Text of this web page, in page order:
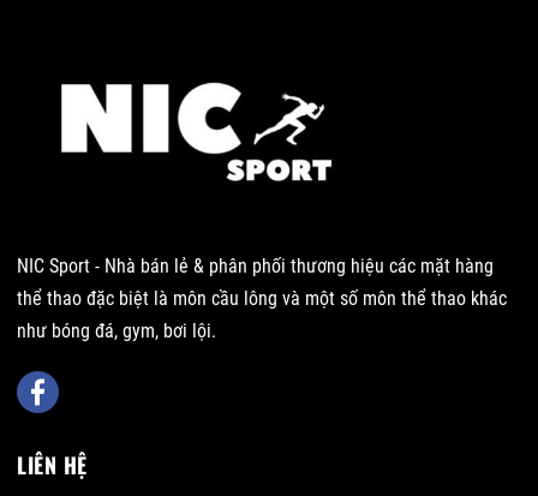
NIC Sport - Nhà bán lẻ & phân phối thương hiệu các mặt hàng
thể thao đặc biệt là môn cầu lông và một số môn thể thao khác
như bóng đá, gym, bơi lội.
LIÊN HỆ